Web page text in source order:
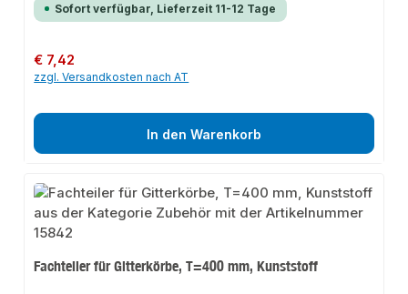
Sofort verfügbar, Lieferzeit 11-12 Tage
Regulärer Preis:
€ 7,42
zzgl. Versandkosten nach AT
In den Warenkorb
Fachteiler für Gitterkörbe, T=400 mm, Kunststoff